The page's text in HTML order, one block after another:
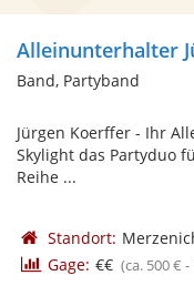
Alleinunterhalter
Band, Partyband
Jürgen Koerffer - Ihr
Skylight das Partyduo
Reihe ...
Standort:
Gage: €€ (ca. 500 €